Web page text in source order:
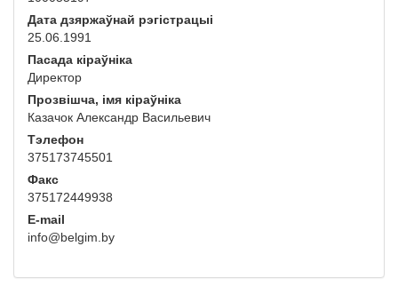
Дата дзяржаўнай рэгістрацыі
25.06.1991
Пасада кіраўніка
Директор
Прозвішча, імя кіраўніка
Казачок Александр Васильевич
Тэлефон
375173745501
Факс
375172449938
E-mail
info@belgim.by